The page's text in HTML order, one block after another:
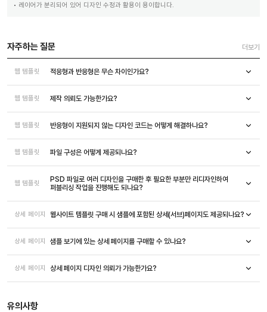
레이어가 분리되어 있어 디자인 수정과 활용이 용이합니다.
자주하는 질문 더보기
웹 템플릿 적응형과 반응형은 무슨 차이인가요?
웹 템플릿 제작 의뢰도 가능한가요?
웹 템플릿 반응형이 지원되지 않는 디자인 코드는 어떻게 해결하나요?
웹 템플릿 파일 구성은 어떻게 제공되나요?
웹 템플릿
PSD 파일로 여러 디자인을 구매한 후 필요한 부분만 리디자인하여
퍼블리싱 작업을 진행해도 되나요?
상세 페이지 웹사이트 템플릿 구매 시 샘플에 포함된 상세(서브)페이지도 제공되나요?
상세 페이지 샘플 보기에 있는 상세 페이지를 구매할 수 있나요?
상세 페이지 상세 페이지 디자인 의뢰가 가능한가요?
유의사항